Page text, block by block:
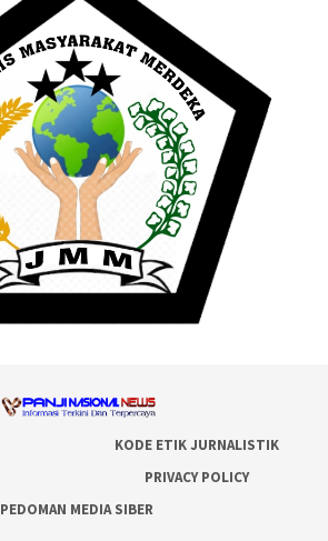
KODE ETIK JURNALISTIK
PRIVACY POLICY
PEDOMAN MEDIA SIBER